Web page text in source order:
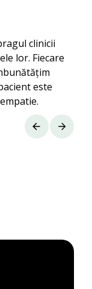
clinicii
lor. Fiecare
este